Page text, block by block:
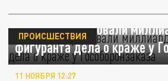
Силовики арестовали
фигуранта дела о краже у
ПРОИСШЕСТВИЯ
11 НОЯБРЯ 12:27